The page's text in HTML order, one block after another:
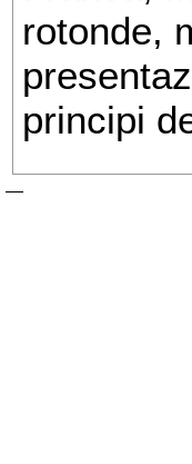
rotonde,
principi